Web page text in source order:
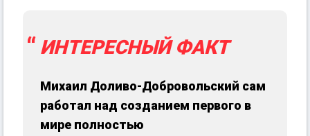
ИНТЕРЕСНЫЙ ФАКТ
Михаил Доливо-Добровольский сам
работал над созданием первого в
мире полностью